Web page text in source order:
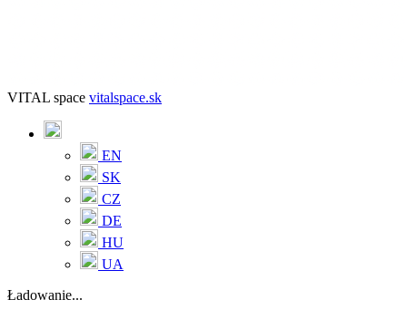
VITAL space vitalspace.sk
EN
SK
CZ
DE
HU
UA
Ładowanie...